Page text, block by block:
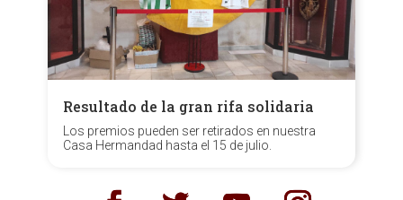
Resultado de la gran rifa solidaria
Los premios pueden ser retirados en nuestra
Casa Hermandad hasta el 15 de julio.